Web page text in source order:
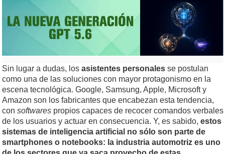
Sin lugar a dudas, los asistentes personales se postulan
como una de las soluciones con mayor protagonismo en la
escena tecnológica. Google, Samsung, Apple, Microsoft y
Amazon son los fabricantes que encabezan esta tendencia,
con softwares propios capaces de recocer comandos verbales
de los usuarios y actuar en consecuencia. Y, es sabido, estos
sistemas de inteligencia artificial no sólo son parte de
smartphones o notebooks: la industria automotriz es uno